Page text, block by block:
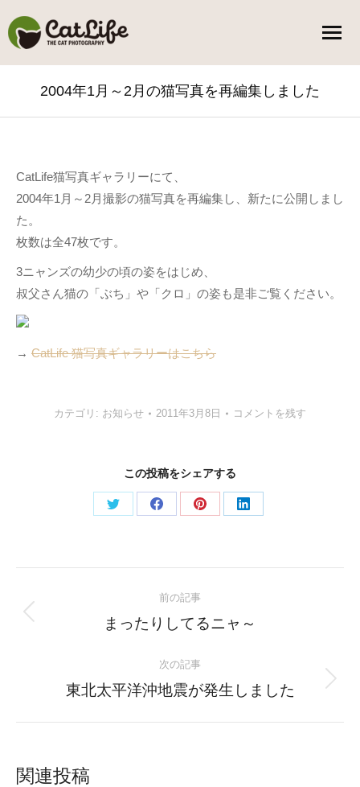
2004年1月～2月の猫写真を再編集しました
CatLife猫写真ギャラリーにて、
2004年1月～2月撮影の猫写真を再編集し、新たに公開しまし
た。
枚数は全47枚です。
3ニャンズの幼少の頃の姿をはじめ、
叔父さん猫の「ぶち」や「クロ」の姿も是非ご覧ください。
→ CatLife 猫写真ギャラリーはこちら
カテゴリ: お知らせ 2011年3月8日 コメントを残す
この投稿をシェアする
Share
Share
Share
Share
navigation
前の記事
Previous
まったりしてるニャ～
次の記事
Next
東北太平洋沖地震が発生しました
関連投稿